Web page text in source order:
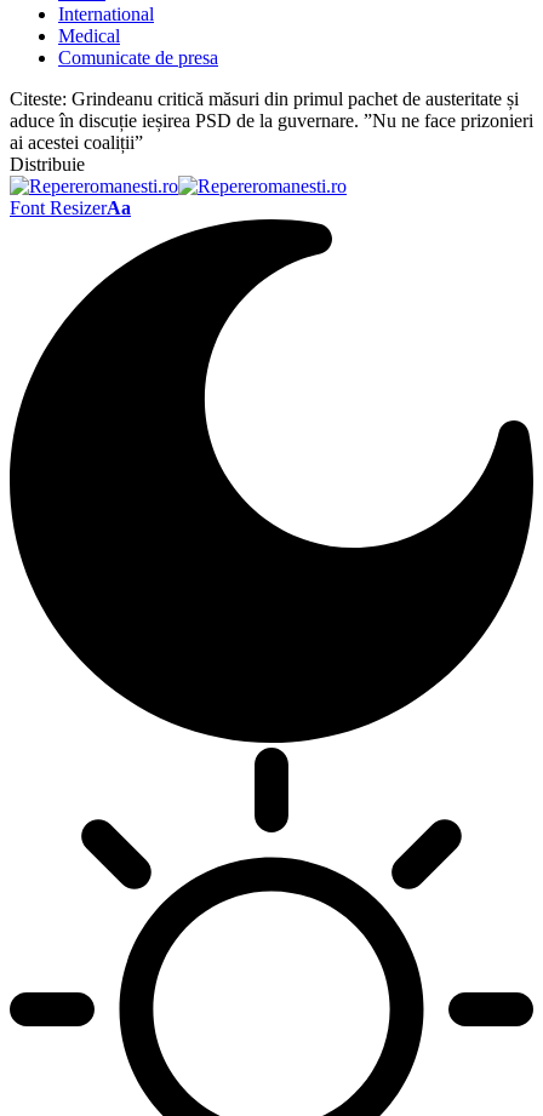
International
Medical
Comunicate de presa
Citeste: Grindeanu critică măsuri din primul pachet de austeritate și
aduce în discuție ieșirea PSD de la guvernare. ”Nu ne face prizonieri
ai acestei coaliții”
Distribuie
Font ResizerAa